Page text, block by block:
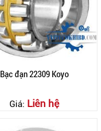
Bạc đạn 22309 Koyo
Giá: Liên hệ